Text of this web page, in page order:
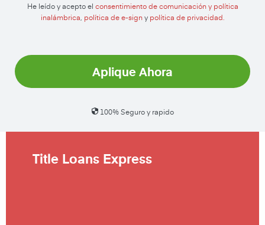
He leído y acepto el consentimiento de comunicación y política
inalámbrica política de e-signy política de privacidad.
Aplique Ahora
100% Seguro y rapido
Title Loans Express